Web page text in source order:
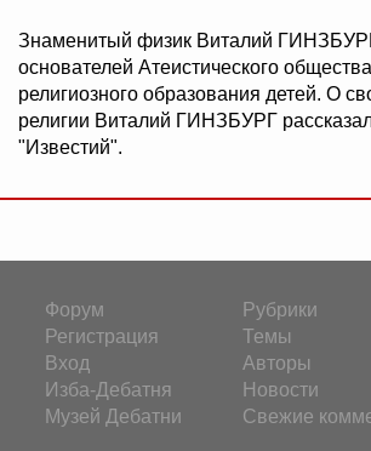
Знаменитый физик Виталий
основателей Атеистического
религиозного образования детей. О
религии Виталий ГИНЗБУРГ
"Известий".
Форум
Регистрация
Вход
Изба-Дебатня
Музей Дебатни
Рубрики
Темы
Авторы
Новости
Свежие